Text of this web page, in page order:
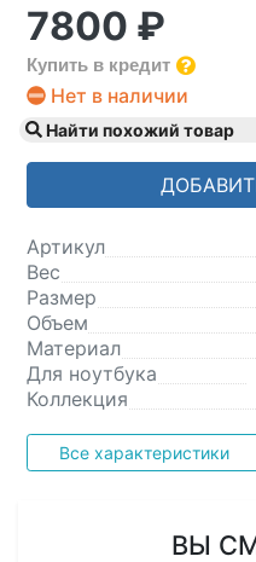
7800 ₽
Купить в кредит
Нет в наличии
Найти похожий товар
Артикул
Вес
Размер
Объем
Материал
Для ноутбука
Коллекция
Все характеристики
ВЫ